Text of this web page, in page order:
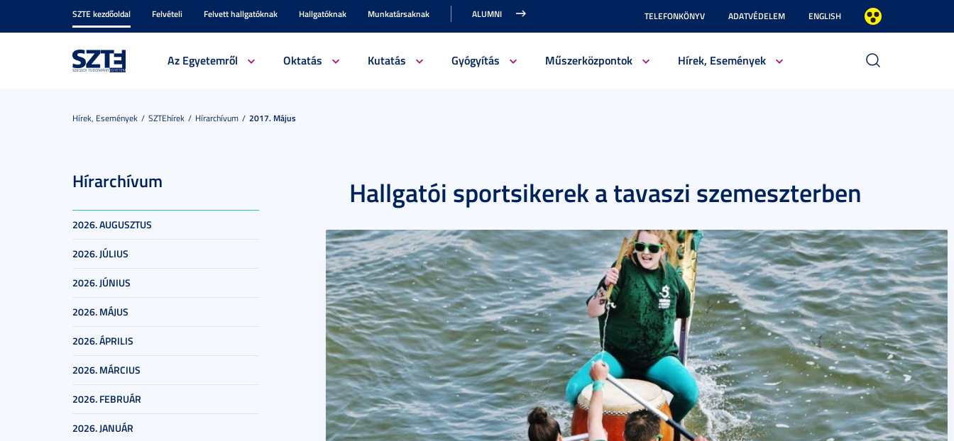
SZTE kezdőoldal Felvételi Felvett hallgatóknak Hallgatóknak Munkatársaknak ALUMNI TELEFONKÖNYV ADATVÉDELEM ENGLISH
Az Egyetemről Oktatás Kutatás Gyógyítás Műszerközpontok Hírek, Események
Hírek, Események SZTEhírek Hírarchívum 2017. Május
Hírarchívum
2026. AUGUSZTUS
2026. JÚLIUS
2026. JÚNIUS
2026. MÁJUS
2026. ÁPRILIS
2026. MÁRCIUS
2026. FEBRUÁR
2026. JANUÁR
Hallgatói sportsikerek a tavaszi szemeszterben